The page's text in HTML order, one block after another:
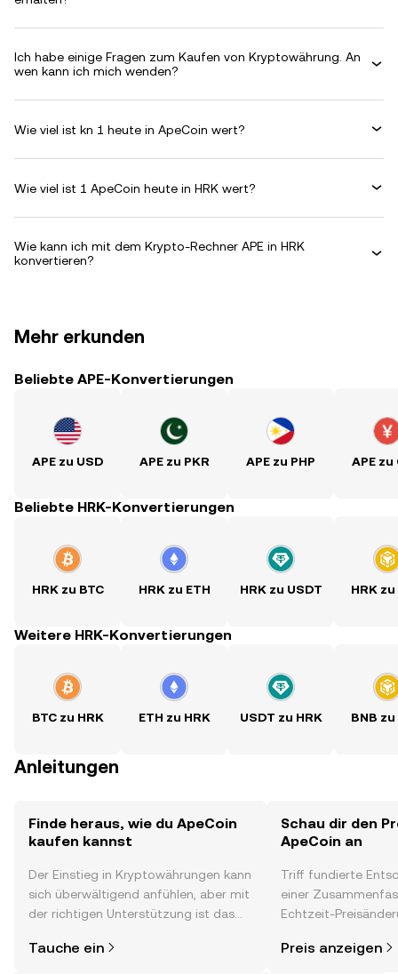
Ich habe einige Fragen zum Kaufen von Kryptowährung. An
wen kann ich mich wenden?
Wie viel ist kn 1 heute in ApeCoin wert?
Wie viel ist 1 ApeCoin heute in HRK wert?
Wie kann ich mit dem Krypto-Rechner APE in HRK
konvertieren?
Mehr erkunden
Beliebte APE-Konvertierungen
APE zu USD APE zu PKR APE zu PHP APE zu
Beliebte HRK-Konvertierungen
HRK zu BTC HRK zu ETH HRK zu USDT HRK zu
Weitere HRK-Konvertierungen
BTC zu HRK ETH zu HRK USDT zu HRK BNB zu
Anleitungen
Finde heraus, wie du ApeCoin
kaufen kannst
Der Einstieg in Kryptowährungen kann
sich überwältigend anfühlen, aber mit
der richtigen Unterstützung ist das
direkt in der OKX-App oder hier im
Tauche ein
Schau dir den
ApeCoin an
Triff fundierte
einer
Echtzeit-
Neuigkeiten und
Preis anzeigen